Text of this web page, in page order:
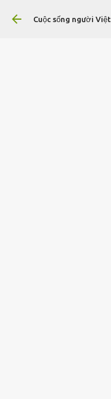
Cuộc sống người Việt